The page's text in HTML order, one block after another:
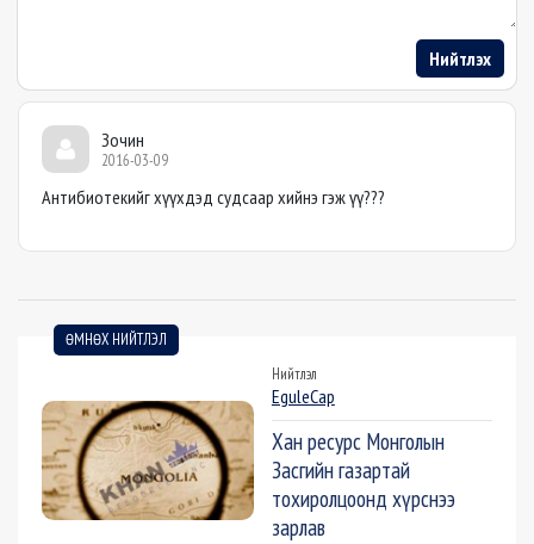
Нийтлэх
Зочин
2016-03-09
Антибиотекийг хүүхдэд судсаар хийнэ гэж үү???
ӨМНӨХ НИЙТЛЭЛ
Нийтлэл
EguleCap
Хан ресурс Монголын
Засгийн газартай
тохиролцоонд хүрснээ
зарлав